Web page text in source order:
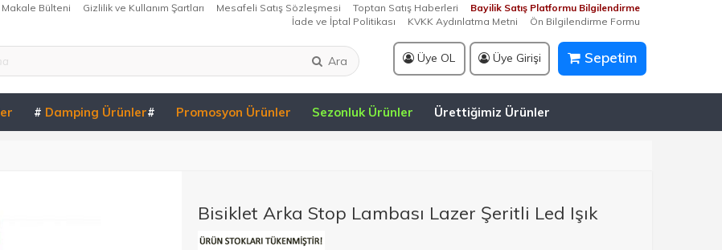
Bayilik Satış Platformu Bilgilendirme
Toptan Satış Haberleri
Mesafeli Satış Sözleşmesi
Gizlilik ve Kullanım Şartları
Makale Bülteni
Ön Bilgilendirme Formu
KVKK Aydınlatma Metni
İade ve İptal Politikası
Ara Üye OL Üye Girişi Sepetim
# Damping Ürünler# Promosyon Ürünler Sezonluk Ürünler Ürettiğimiz Ürünler
Bisiklet Arka Stop Lambası Lazer Şeritli Led Işık